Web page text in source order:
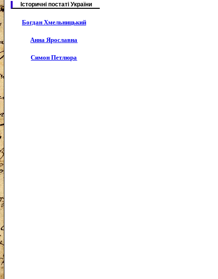
Історичні постаті України
Богдан Хмельницький
Анна Ярославна
Симон Петлюра